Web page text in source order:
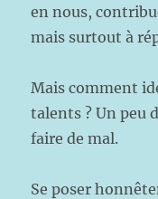
en nous,
mais surtout à
Mais comment
talents ? Un peu
faire de mal.
Se poser